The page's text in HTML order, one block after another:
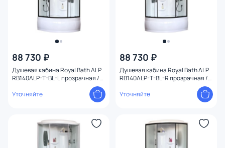
88 730 ₽
Душевая кабина Royal Bath ALP
RB140ALP-T-BL-L прозрачная /
Уточняйте
88 730 ₽
Душевая кабина Royal Bath ALP
RB140ALP-T-BL-R прозрачная /
Уточняйте